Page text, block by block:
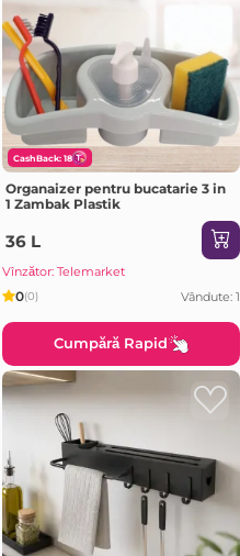
CashBack: 18
Organaizer pentru bucatarie 3 in
1 Zambak Plastik
36 L
Vînzător: Telemarket
0(0) Vândute: 1
Cumpără Rapid